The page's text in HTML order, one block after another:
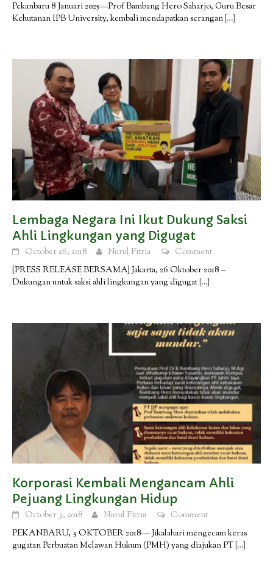
Pekanbaru 8 Januari 2025—Prof Bambang Hero Saharjo, Guru Besar
Kehutanan IPB University, kembali mendapatkan serangan […]
Lembaga Negara Ini Ikut Dukung Saksi
Ahli Lingkungan yang Digugat
October 26, 2018 Nurul Fitria
Comment
[PRESS RELEASE BERSAMA] Jakarta, 26 Oktober 2018 –
Dukungan untuk saksi ahli lingkungan yang digugat[…]
Korporasi Kembali Mengancam Ahli
Pejuang Lingkungan Hidup
October 3, 2018 Nurul Fitria
Comment
PEKANBARU, 3 OKTOBER 2018— Jikalahari mengecam keras
gugatan Perbuatan Melawan Hukum (PMH) yang diajukan PT […]